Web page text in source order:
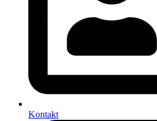
Kontakt